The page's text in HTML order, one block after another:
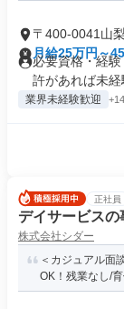
〒400-0041山
月給25万円～
必要資格・経
許があれば未経
業界未経験歓迎
正社員
デイサービス
株式会社シダー
＜カジュアル面
OK！残業なし/